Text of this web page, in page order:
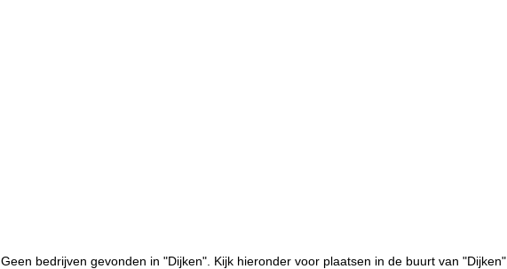
Geen bedrijven gevonden in "Dijken". Kijk hieronder voor plaatsen in de buurt van "Dijken".